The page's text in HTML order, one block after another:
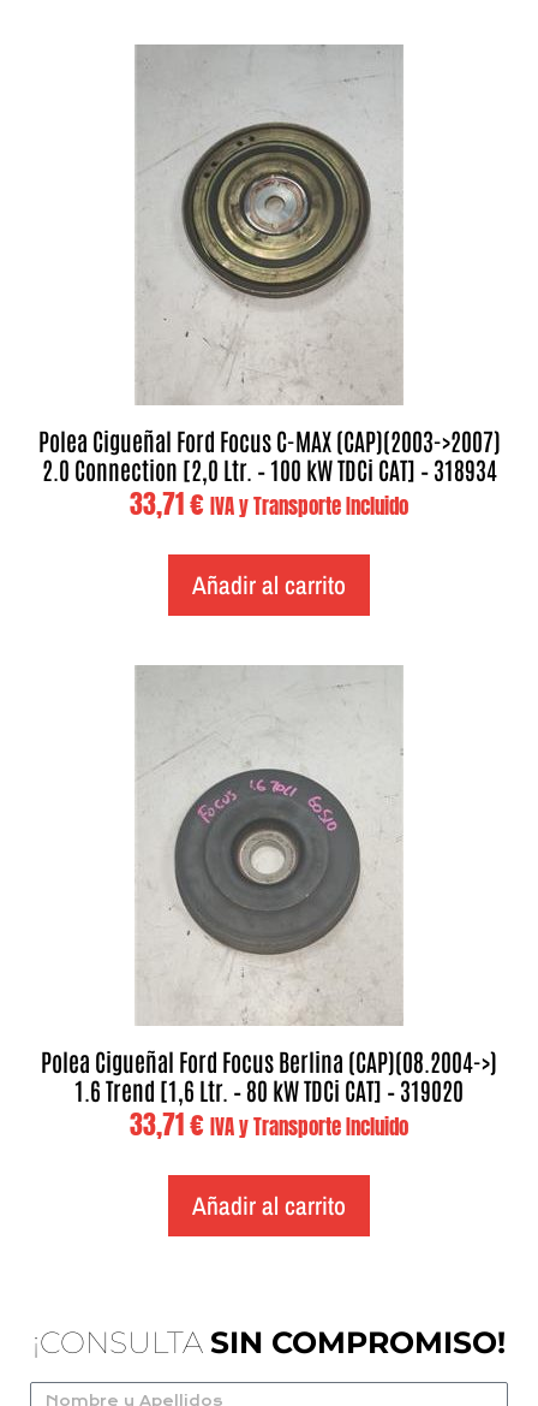
Polea Cigueñal Ford Focus C-MAX (CAP)(2003->2007)
2.0 Connection [2,0 Ltr. – 100 kW TDCi CAT] – 318934
33,71€ IVA y Transporte Incluido
Añadir al carrito
Polea Cigueñal Ford Focus Berlina (CAP)(08.2004->)
1.6 Trend [1,6 Ltr. – 80 kW TDCi CAT] – 319020
33,71€ IVA y Transporte Incluido
Añadir al carrito
¡CONSULTA SIN COMPROMISO!